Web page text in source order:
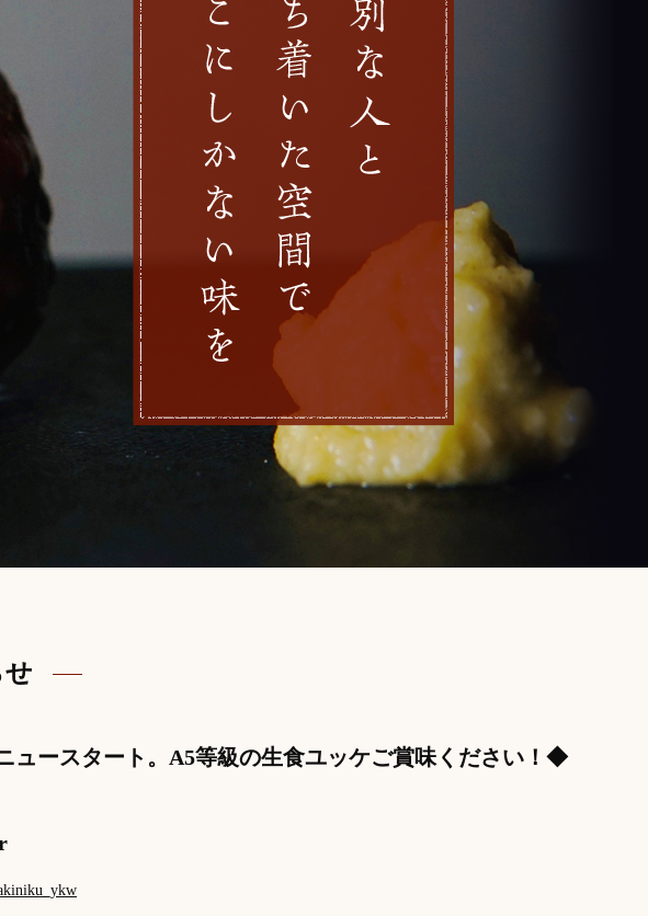
ースタート。A5等級の生食ユッケご賞味ください！◆